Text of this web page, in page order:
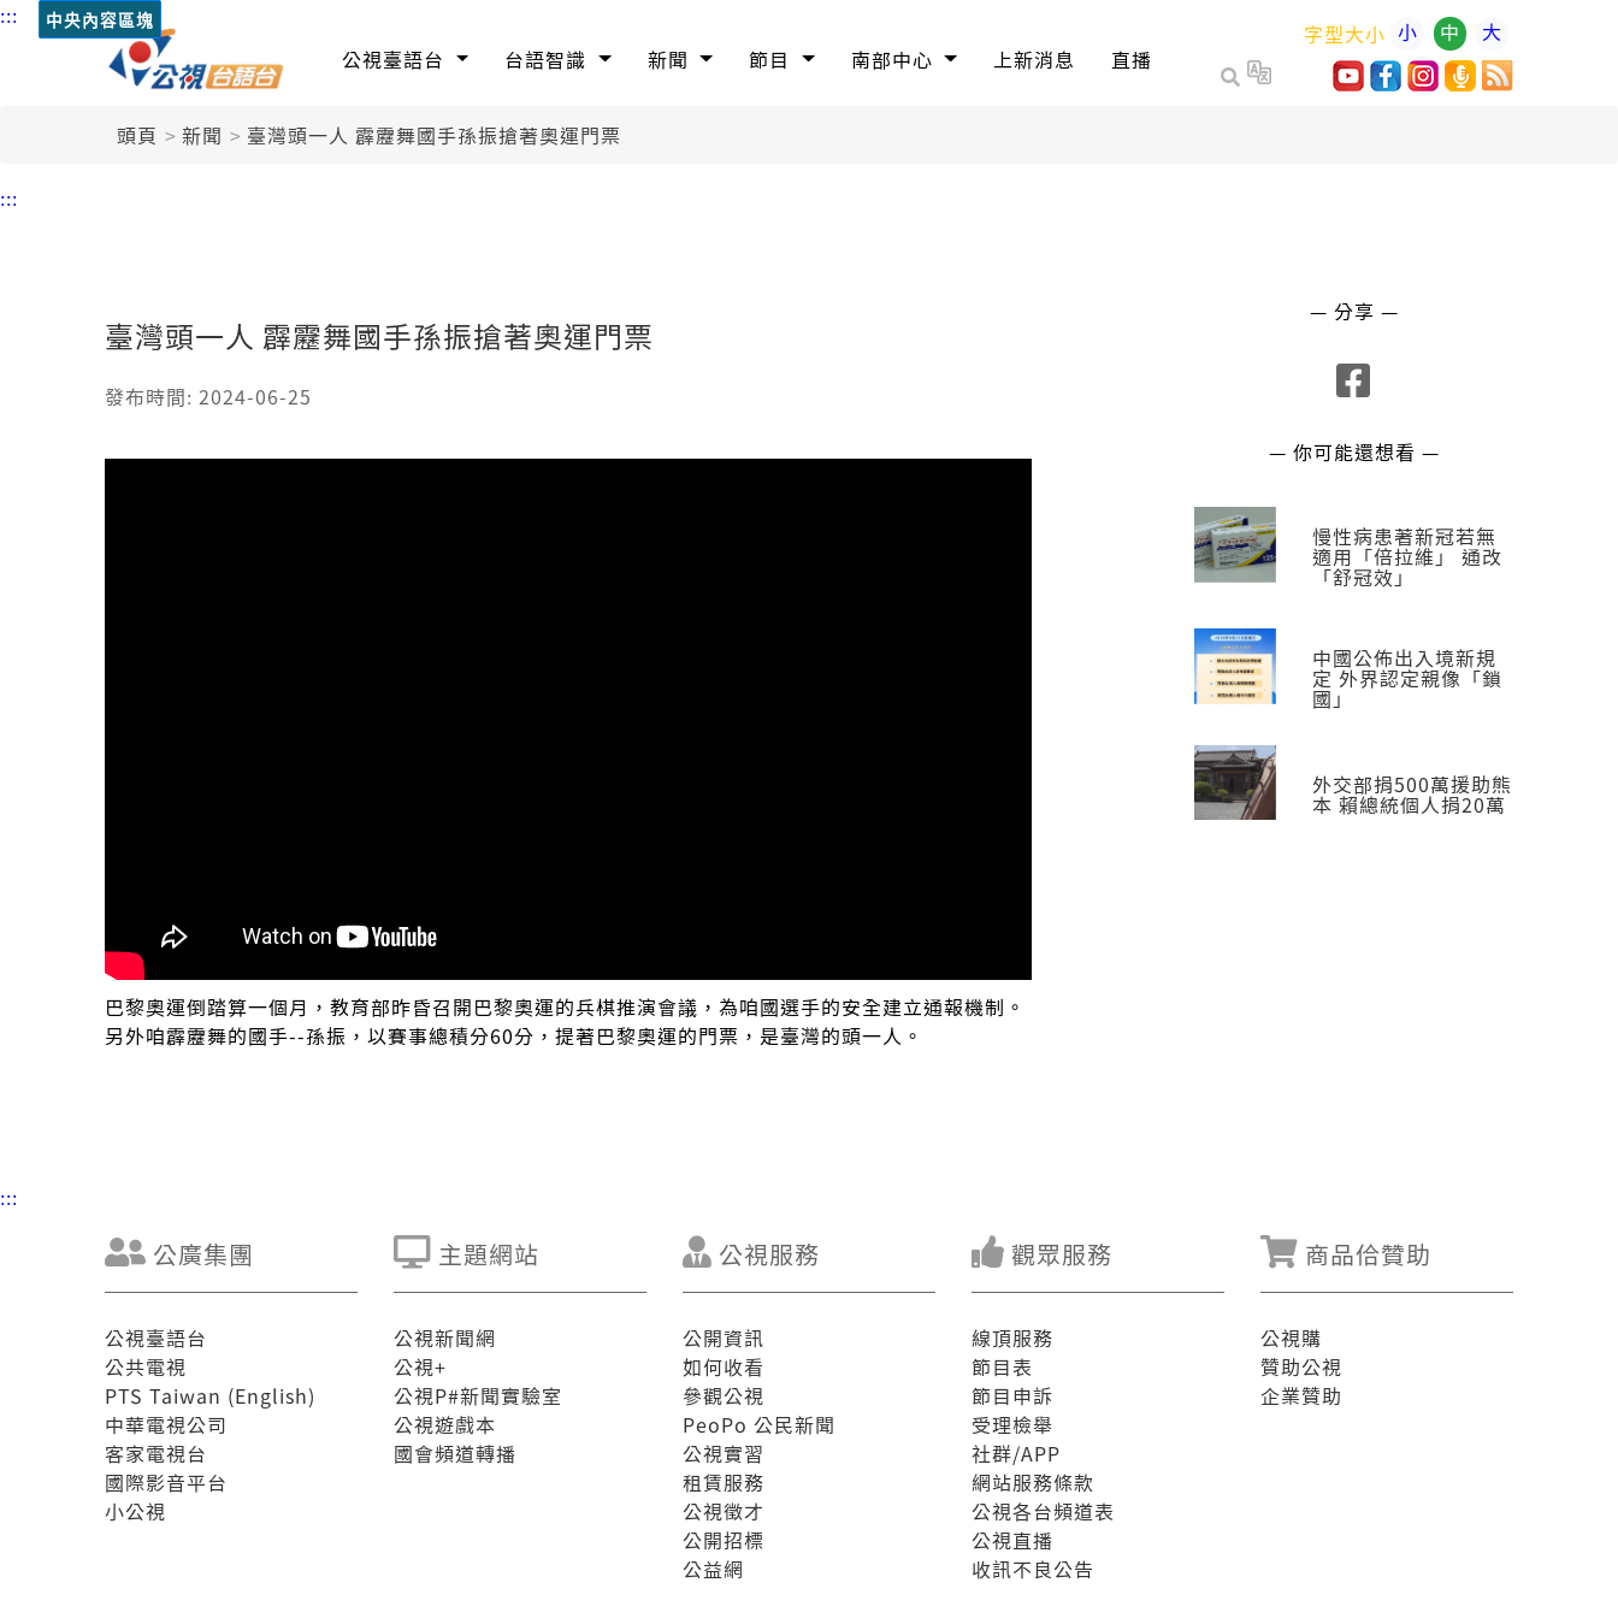
::: 中央內容區塊
公視臺語台 台語智識 新聞 節目 南部中心 上新消息 直播
字型大小 小 中 大
頭頁 新聞 臺灣頭一人 霹靂舞國手孫振搶著奧運門票
:::
臺灣頭一人 霹靂舞國手孫振搶著奧運門票
發布時間: 2024-06-25
巴黎奧運倒踏算一個月，教育部昨昏召開巴黎奧運的兵棋推演會議，為咱國選手的安全建立通報機制。
另外咱霹靂舞的國手--孫振，以賽事總積分60分，提著巴黎奧運的門票，是臺灣的頭一人。
— 分享 —
— 你可能還想看 —
慢性病患著新冠若無
適用「倍拉維」 通改
「舒冠效」
中國公佈出入境新規
定 外界認定親像「鎖
國」
外交部捐500萬援助熊
本 賴總統個人捐20萬
:::
公廣集團
公視臺語台
公共電視
PTS Taiwan (English)
中華電視公司
客家電視台
國際影音平台
小公視
主題網站
公視新聞網
公視+
公視P#新聞實驗室
公視遊戲本
國會頻道轉播
公視服務
公開資訊
如何收看
參觀公視
PeoPo 公民新聞
公視實習
租賃服務
公視徵才
公開招標
公益網
觀眾服務
線頂服務
節目表
節目申訴
受理檢舉
社群/APP
網站服務條款
公視各台頻道表
公視直播
收訊不良公告
商品佮贊助
公視購
贊助公視
企業贊助